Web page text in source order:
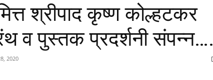
श्रीपाद कृष्ण कोल्हटकर
व पुस्तक प्रदर्शनी संपन्न….
2020